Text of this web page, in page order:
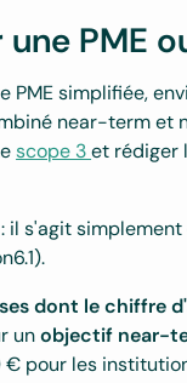
PME
PME simplifiée,
near-term et
scope 3et rédiger
il s'agit
dont le chiffre
unobjectif near-
pour les